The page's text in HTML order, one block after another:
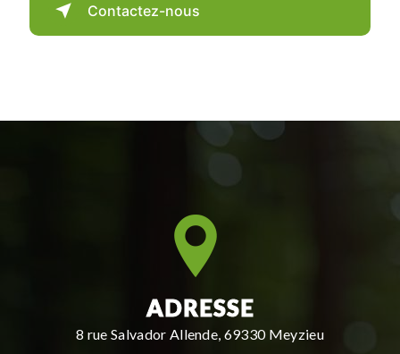
Contactez-nous
ADRESSE
8 rue Salvador Allende, 69330 Meyzieu